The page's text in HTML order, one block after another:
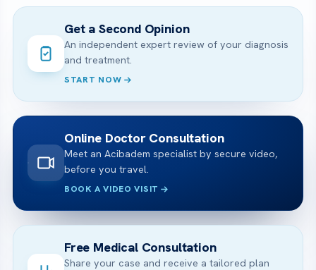
Get a Second Opinion
An independent expert review of your diagnosis
and treatment.
START NOW
Online Doctor Consultation
Meet an Acibadem specialist by secure video,
before you travel.
BOOK A VIDEO VISIT
Free Medical Consultation
Share your case and receive a tailored plan